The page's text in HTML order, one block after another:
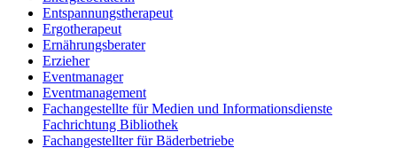
Entspannungstherapeut
Ergotherapeut
Ernährungsberater
Erzieher
Eventmanager
Eventmanagement
Fachangestellte für Medien und Informationsdienste
Fachrichtung Bibliothek
Fachangestellter für Bäderbetriebe